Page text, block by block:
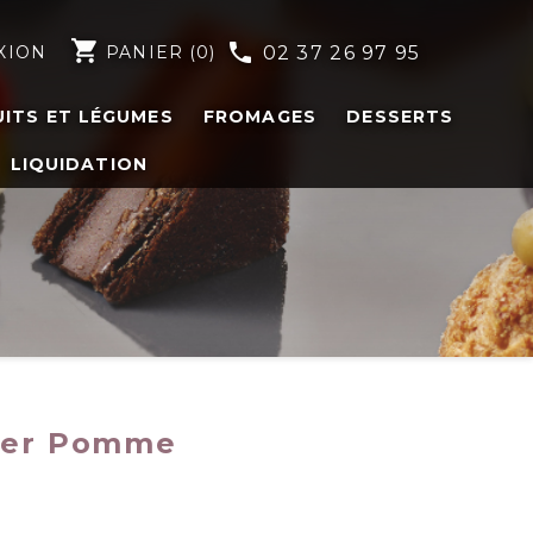
shopping_cart PANIER (0) phone 02 37 26 97 95
ET LÉGUMES FROMAGES DESSERTS
LIQUIDATION
Pomme